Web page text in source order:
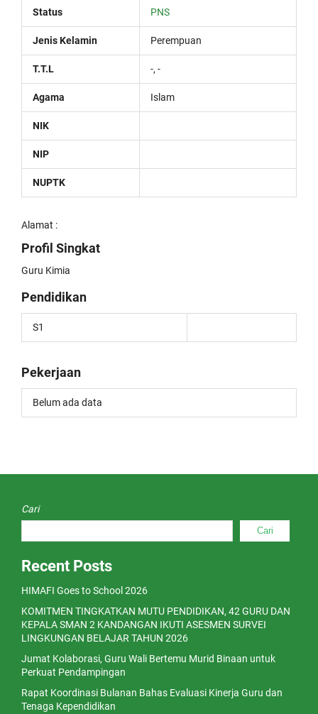
Status PNS
Jenis Kelamin Perempuan
T.T.L -, -
Agama Islam
NIK
NIP
NUPTK
Alamat :
Profil Singkat
Guru Kimia
Pendidikan
S1
Pekerjaan
Belum ada data
Cari
Cari
Recent Posts
HIMAFI Goes to School 2026
KOMITMEN TINGKATKAN MUTU PENDIDIKAN, 42 GURU DAN
KEPALA SMAN 2 KANDANGAN IKUTI ASESMEN SURVEI
LINGKUNGAN BELAJAR TAHUN 2026
Jumat Kolaborasi, Guru Wali Bertemu Murid Binaan untuk
Perkuat Pendampingan
Rapat Koordinasi Bulanan Bahas Evaluasi Kinerja Guru dan
Tenaga Kependidikan